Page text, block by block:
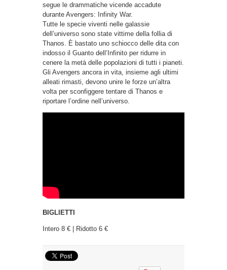
segue le drammatiche vicende accadute
durante Avengers: Infinity War.
Tutte le specie viventi nelle galassie
dell’universo sono state vittime della follia di
Thanos. È bastato uno schiocco delle dita con
indosso il Guanto dell’Infinito per ridurre in
cenere la metà delle popolazioni di tutti i pianeti.
Gli Avengers ancora in vita, insieme agli ultimi
alleati rimasti, devono unire le forze un’altra
volta per sconfiggere tentare di Thanos e
riportare l’ordine nell’universo.
BIGLIETTI
Intero 8 € | Ridotto 6 €